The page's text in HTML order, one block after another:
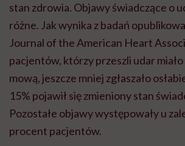
stan zdrowia. Objawyświadczące o
różne. Jak wynika z badań
Journal of the American Heart
pacjentów, którzy przeszli udar miał
mową, jeszcze mniej zgłaszało osł
15% pojawił sięzmieniony stan ś
Pozostałe objawy występowały u
procent pacjentów.